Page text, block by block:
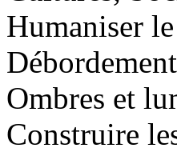
Humaniser
Ombres et
Construire